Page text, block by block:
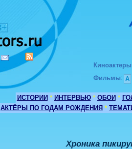
Киноактеры
Фильмы: А
ИСТОРИИ * ИНТЕРВЬЮ * ОБОИ *
АКТЁРЫ ПО ГОДАМ РОЖДЕНИЯ *
Хроника